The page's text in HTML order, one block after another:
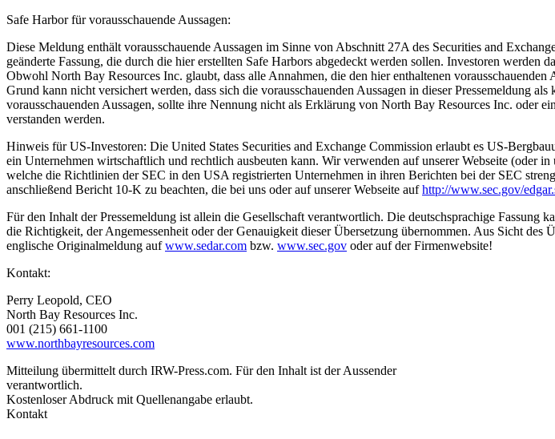
Safe Harbor für vorausschauende Aussagen:
Diese Meldung enthält vorausschauende Aussagen im Sinne von Abschnitt 27A des Securities and
geänderte Fassung, die durch die hier erstellten Safe Harbors abgedeckt werden sollen. Investoren werden
Obwohl North Bay Resources Inc. glaubt, dass alle Annahmen, die den hier enthaltenen
Grund kann nicht versichert werden, dass sich die vorausschauenden Aussagen in dieser Pressemeldung
vorausschauenden Aussagen, sollte ihre Nennung nicht als Erklärung von North Bay Resources Inc. oder
verstanden werden.
Hinweis für US-Investoren: Die United States Securities and Exchange Commission erlaubt es US-
ein Unternehmen wirtschaftlich und rechtlich ausbeuten kann. Wir verwenden auf unserer Webseite (oder
welche die Richtlinien der SEC in den USA registrierten Unternehmen in ihren Berichten bei der SEC
anschließend Bericht 10-K zu beachten, die bei uns oder auf unserer Webseite aufhttp://www.sec.gov/
Für den Inhalt der Pressemeldung ist allein die Gesellschaft verantwortlich. Die deutschsprachige
die Richtigkeit, der Angemessenheit oder der Genauigkeit dieser Übersetzung übernommen. Aus Sicht
englische Originalmeldung aufwww.sedar.com bzw. www.sec.gov oder auf der Firmenwebsite!
Kontakt:
Perry Leopold, CEO
North Bay Resources Inc.
001 (215) 661-1100
www.northbayresources.com
Mitteilung übermittelt durch IRW-Press.com. Für den Inhalt ist der Aussender
verantwortlich.
Kostenloser Abdruck mit Quellenangabe erlaubt.
Kontakt